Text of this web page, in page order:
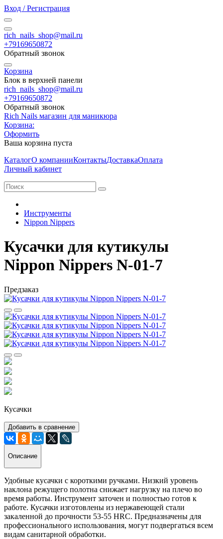
Вход / Регистрация
rich_nails_shop@mail.ru
+79169650872
Обратный звонок
Корзина
Блок в верхней панели
rich_nails_shop@mail.ru
+79169650872
Обратный звонок
Rich Nails магазин для маникюра
Корзина:
Оформить
Ваша корзина пуста
КаталогО компанииКонтактыДоставкаОплата
Личный кабинет
Инструменты
Nippon Nippers
Кусачки для кутикулы
Nippon Nippers N-01-7
Предзаказ
Кусачки
Добавить в сравнение
Описание
Удобные кусачки с короткими ручками. Низкий уровень
наклона режущего полотна снижает нагрузку на плечо во
время работы. Инструмент заточен и полностью готов к
работе. Кусачки изготовлены из нержавеющей стали
закаленной до прочности 53-55 HRC. Предназначены для
профессионального использования, могут подвергаться всем
видам санитарной обработки.